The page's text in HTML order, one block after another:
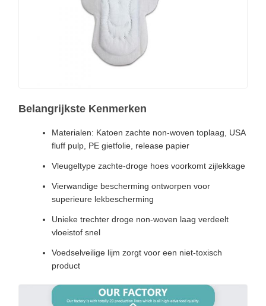
Belangrijkste Kenmerken
Materialen: Katoen zachte non-woven toplaag, USA
fluff pulp, PE gietfolie, release papier
Vleugeltype zachte-droge hoes voorkomt zijlekkage
Vierwandige bescherming ontworpen voor
superieure lekbescherming
Unieke trechter droge non-woven laag verdeelt
vloeistof snel
Voedselveilige lijm zorgt voor een niet-toxisch
product